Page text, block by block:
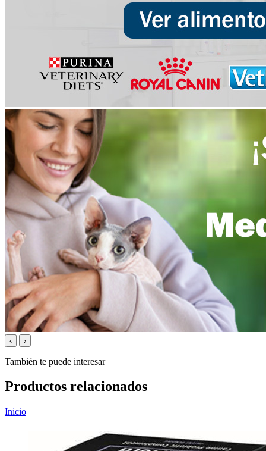
‹ ›
También te puede interesar
Productos relacionados
Inicio